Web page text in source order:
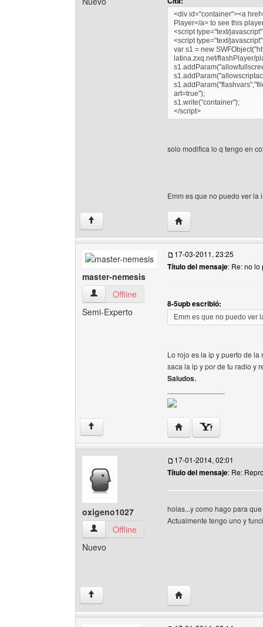
<div id="container"><a
Player</a> to see this
<script type="text/
<script type="text/
var s1 = new
latina.zxq.net/flashPlayer/
art=true");
s1.write("container");
</script>
solo modifica lo q tengo en
Emm es que no puedo ver la
↑ Visitar sitio web del
master-nemesis
master-nemesis Ver perfil del usuario
Offline
Semi-Experto
17-03-2011, 23:25
Título del mensaje: Re: no lo
8-5upb escribió:
Emm es que no puedo ver
Lo rojo es la ip y puerto de la
saca la ip y por de tu radio y
Saludos.
↑ Visitar sitio web del
oxigeno1027
oxigeno1027 Ver perfil del usuario
Offline
Nuevo
17-01-2014, 02:01
Título del mensaje: Re:
holas...y como hago para
Actualmente tengo uno y
↑ Visitar sitio web del